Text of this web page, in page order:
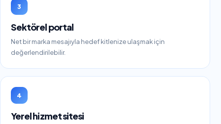
3
Sektörel portal
Net bir marka mesajıyla hedef kitlenize ulaşmak için
değerlendirilebilir.
4
Yerel hizmet sitesi